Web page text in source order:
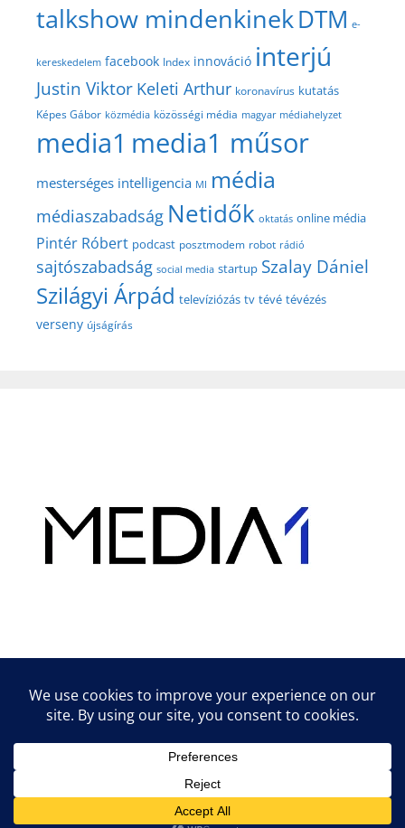
talkshow mindenkinekDTM e-
kereskedelem facebook Index innováció interjú
Justin Viktor Keleti Arthur koronavírus kutatás
Képes Gábor közmédia közösségi média magyar médiahelyzet
media1 media1 műsor
mesterséges intelligencia MI média
médiaszabadság Netidők oktatás online média
Pintér Róbert podcast posztmodem robot rádió
sajtószabadság social media startup Szalay Dániel
Szilágyi Árpád televíziózás tv tévé tévézés
verseny újságírás
Lifestyle tippek & trükkök
© 2026 vipcast.hu powered by Media1• Készült
GeneratePress